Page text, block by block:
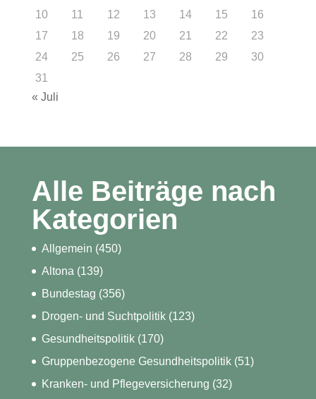
10
11 12 13 14 15
16
17
18 19 20 21 22
23
24
25 26 27 28 29
30
31
« Juli
Alle Beiträge nach
Kategorien
Allgemein (450)
Altona (139)
Bundestag (356)
Drogen- und Suchtpolitik(123)
Gesundheitspolitik(170)
Gruppenbezogene Gesundheitspolitik(51)
Kranken- und Pflegeversicherung (32)